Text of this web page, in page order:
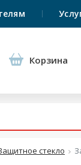
Корзина
стекло